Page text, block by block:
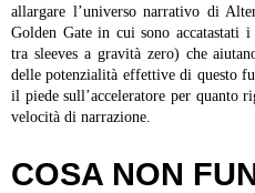
allargare l’universo narrativo di
Golden Gate in cui sono accatastati
tra sleeves a gravità zero) che
delle potenzialità effettive di questo
il piede sull’acceleratore per quanto
velocità di narrazione.
COSA NON